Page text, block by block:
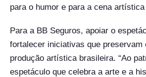
para o humor e para a cena
Para a BB Seguros, apoiar o
fortalecer iniciativas que preservam
produção artística brasileira. “Ao
espetáculo que celebra a arte e a